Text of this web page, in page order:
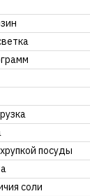
посуды
соли